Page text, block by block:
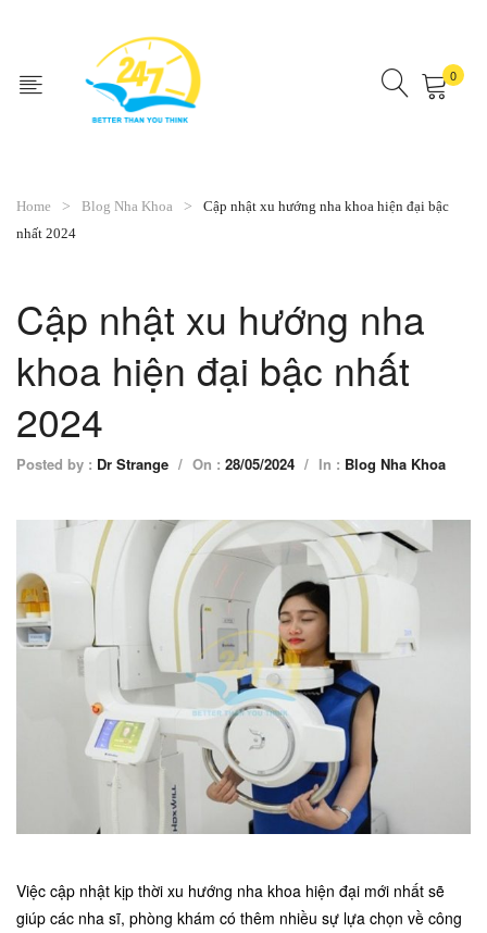
0
Home Blog Nha Khoa
Cập nhật xu hướng nha khoa hiện đại bậc
nhất 2024
Cập nhật xu hướng nha
khoa hiện đại bậc nhất
2024
Posted by : Dr Strange / On : 28/05/2024 / In : Blog Nha Khoa
Việc cập nhật kịp thời xu hướng nha khoa hiện đại mới nhất sẽ
giúp các nha sĩ, phòng khám có thêm nhiều sự lựa chọn về công